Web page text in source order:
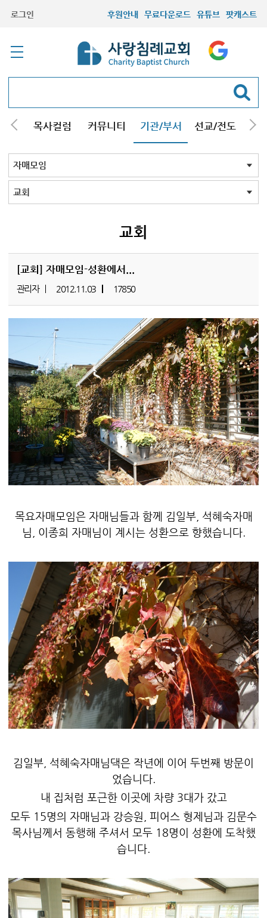
로그인 후원안내 무료다운로드 유튜브 팟캐스트
해 목사컬럼 커뮤니티 기관/부서 선교/전도 질
교회학교
청년부
청장년부
형제모임
자매모임
기타모임
어르신모임
영재과학반
신학원
자매모임 전체
교회
교회
[교회] 자매모임-성환에서...
관리자 2012.11.03 17850
목요자매모임은 자매님들과 함께 김일부, 석혜숙자매
님, 이종희 자매님이 계시는 성환으로 향했습니다.
김일부, 석혜숙자매님댁은 작년에 이어 두번째 방문이
었습니다.
내 집처럼 포근한 이곳에 차량 3대가 갔고
모두 15명의 자매님과 강승원, 피어스 형제님과 김문수
목사님께서 동행해 주셔서 모두 18명이 성환에 도착했
습니다.